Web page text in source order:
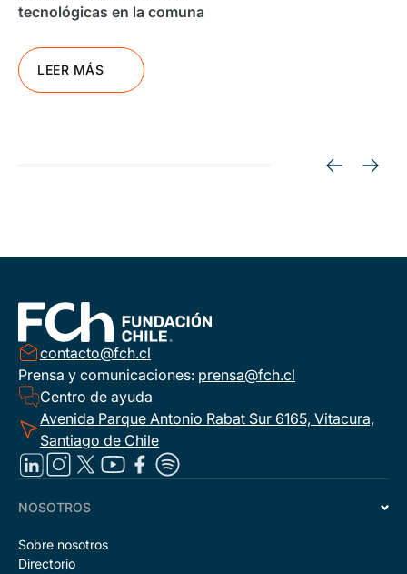
tecnológicas en la comuna
LEER MÁS
contacto@fch.cl
Prensa y comunicaciones: prensa@fch.cl
Centro de ayuda
Avenida Parque Antonio Rabat Sur 6165, Vitacura,
Santiago de Chile
NOSOTROS
Sobre nosotros
Directorio